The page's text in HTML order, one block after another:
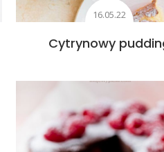
16.05.22
Cytrynowy